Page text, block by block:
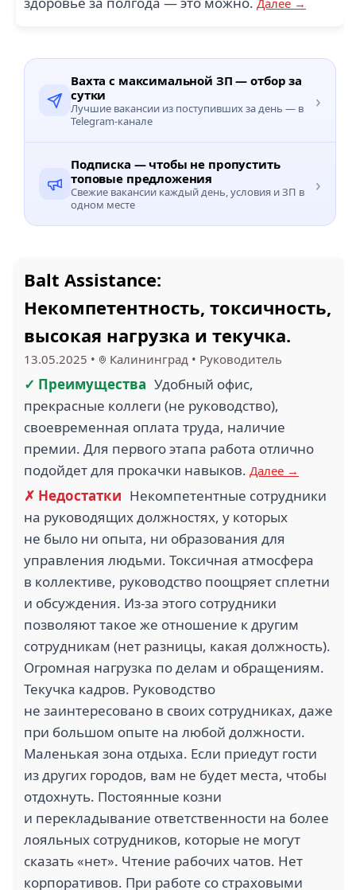
Далее →
Вахта с максимальной ЗП — отбор за
сутки
Лучшие вакансии из поступивших за день — в
Telegram-канале
›
Подписка — чтобы не пропустить
топовые предложения
Свежие вакансии каждый день, условия и ЗП в
одном месте
›
Balt Assistance:
Некомпетентность, токсичность,
высокая нагрузка и текучка.
13.05.2025 • Калининград • Руководитель
✓ Преимущества Удобный офис,
прекрасные коллеги (не руководство),
своевременная оплата труда, наличие
премии. Для первого этапа работа отлично
подойдет для прокачки навыков. Далее →
✗ Недостатки Некомпетентные сотрудники
на руководящих должностях, у которых
не было ни опыта, ни образования для
управления людьми. Токсичная атмосфера
в коллективе, руководство поощряет сплетни
и обсуждения. Из-за этого сотрудники
позволяют такое же отношение к другим
сотрудникам (нет разницы, какая должность).
Огромная нагрузка по делам и обращениям.
Текучка кадров. Руководство
не заинтересовано в своих сотрудниках, даже
при большом опыте на любой должности.
Маленькая зона отдыха. Если приедут гости
из других городов, вам не будет места, чтобы
отдохнуть. Постоянные козни
и перекладывание ответственности на более
лояльных сотрудников, которые не могут
сказать «нет». Чтение рабочих чатов. Нет
корпоративов. При работе со страховыми